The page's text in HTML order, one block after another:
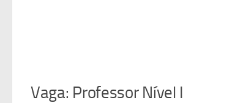
Vaga: Professor Nível I